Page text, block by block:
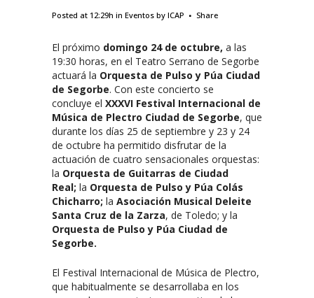
Posted at 12:29h in Eventos by ICAP Share
El próximo domingo 24 de octubre, a las
19:30 horas, en el Teatro Serrano de Segorbe
actuará la Orquesta de Pulso y Púa Ciudad
de Segorbe. Con este concierto se
concluye el XXXVI Festival Internacional de
Música de Plectro Ciudad de Segorbe, que
durante los días 25 de septiembre y 23 y 24
de octubre ha permitido disfrutar de la
actuación de cuatro sensacionales orquestas:
la Orquesta de Guitarras de Ciudad
Real; la Orquesta de Pulso y Púa Colás
Chicharro; la Asociación Musical Deleite
Santa Cruz de la Zarza, de Toledo; y la
Orquesta de Pulso y Púa Ciudad de
Segorbe.
El Festival Internacional de Música de Plectro,
que habitualmente se desarrollaba en los